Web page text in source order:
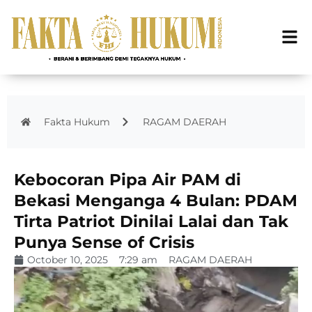
Fakta Hukum RAGAM DAERAH
Kebocoran Pipa Air PAM di
Bekasi Menganga 4 Bulan: PDAM
Tirta Patriot Dinilai Lalai dan Tak
Punya Sense of Crisis
October 10, 2025 7:29 am RAGAM DAERAH